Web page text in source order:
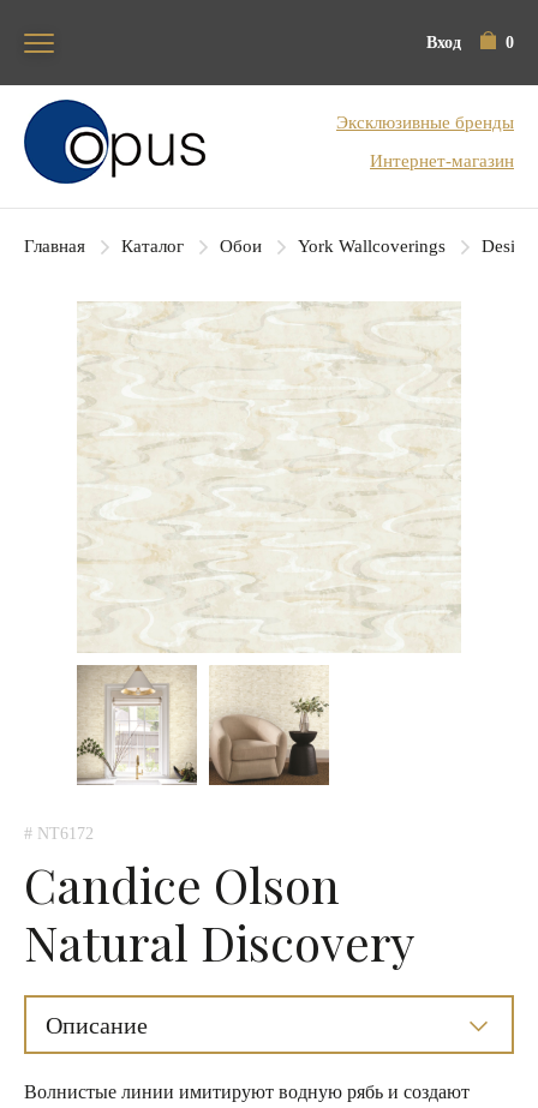
Вход 0
Блок поиска
Эксклюзивные бренды
Интернет-магазин
Главная Каталог Обои York Wallcoverings
# NT6172
Candice Olson
Natural Discovery
Описание
Волнистые линии имитируют водную рябь и создают